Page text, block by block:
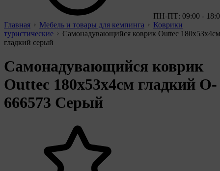
ПН-ПТ: 09:00 -
Главная
Мебель и товары для кемпинга
Коврики
туристические
Самонадувающийся коврик Outtec 180х53х4см
гладкий серый
Самонадувающийся коврик
Outtec 180х53х4см гладкий O-
666573 Серый